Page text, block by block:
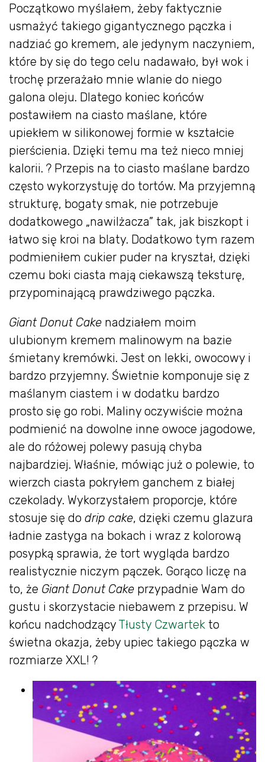
Początkowo myślałem, żeby faktycznie
usmażyć takiego gigantycznego pączka i
nadziać go kremem, ale jedynym naczyniem,
które by się do tego celu nadawało, był wok i
trochę przerażało mnie wlanie do niego
galona oleju. Dlatego koniec końców
postawiłem na ciasto maślane, które
upiekłem w silikonowej formie w kształcie
pierścienia. Dzięki temu ma też nieco mniej
kalorii. ? Przepis na to ciasto maślane bardzo
często wykorzystuję do tortów. Ma przyjemną
strukturę, bogaty smak, nie potrzebuje
dodatkowego „nawilżacza” tak, jak biszkopt i
łatwo się kroi na blaty. Dodatkowo tym razem
podmieniłem cukier puder na kryształ, dzięki
czemu boki ciasta mają ciekawszą teksturę,
przypominającą prawdziwego pączka.
Giant Donut Cake nadziałem moim
ulubionym kremem malinowym na bazie
śmietany kremówki. Jest on lekki, owocowy i
bardzo przyjemny. Świetnie komponuje się z
maślanym ciastem i w dodatku bardzo
prosto się go robi. Maliny oczywiście można
podmienić na dowolne inne owoce jagodowe,
ale do różowej polewy pasują chyba
najbardziej. Właśnie, mówiąc już o polewie, to
wierzch ciasta pokryłem ganchem z białej
czekolady. Wykorzystałem proporcje, które
stosuje się do drip cake, dzięki czemu glazura
ładnie zastyga na bokach i wraz z kolorową
posypką sprawia, że tort wygląda bardzo
realistycznie niczym pączek. Gorąco liczę na
to, że Giant Donut Cake przypadnie Wam do
gustu i skorzystacie niebawem z przepisu. W
końcu nadchodzący Tłusty Czwartek to
świetna okazja, żeby upiec takiego pączka w
rozmiarze XXL! ?